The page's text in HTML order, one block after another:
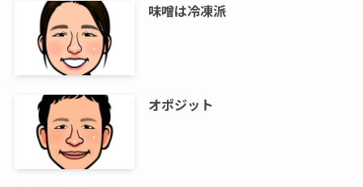
味噌は冷凍派
オポジット